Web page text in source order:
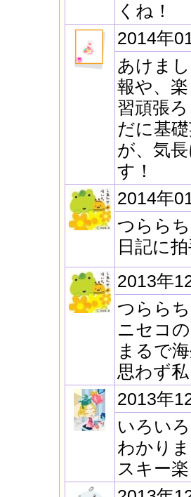
くね！
2014年
あけま
報や、
習頑張
だに基
が、気
す！
2014年
つらら
日記に
2013年
つらら
ニセコ
まるで
思わず
2013年
いろい
わかり
スキー